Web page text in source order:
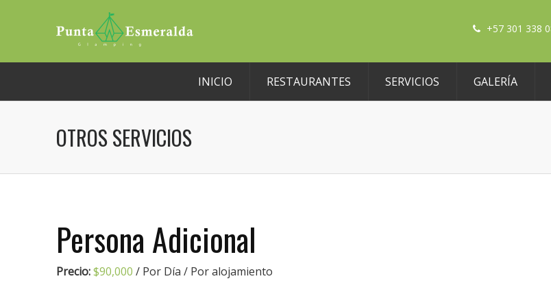
+57 301 338
INICIO RESTAURANTES SERVICIOS GALERÍA
OTROS SERVICIOS
Persona Adicional
Precio:$90,000 / Por Día / Por alojamiento